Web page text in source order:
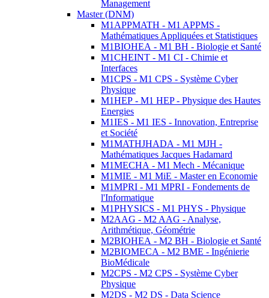
Management
Master (DNM)
M1APPMATH - M1 APPMS -
Mathématiques Appliquées et Statistiques
M1BIOHEA - M1 BH - Biologie et Santé
M1CHEINT - M1 CI - Chimie et
Interfaces
M1CPS - M1 CPS - Système Cyber
Physique
M1HEP - M1 HEP - Physique des Hautes
Energies
M1IES - M1 IES - Innovation, Entreprise
et Société
M1MATHJHADA - M1 MJH -
Mathématiques Jacques Hadamard
M1MECHA - M1 Mech - Mécanique
M1MIE - M1 MiE - Master en Economie
M1MPRI - M1 MPRI - Fondements de
l'Informatique
M1PHYSICS - M1 PHYS - Physique
M2AAG - M2 AAG - Analyse,
Arithmétique, Géométrie
M2BIOHEA - M2 BH - Biologie et Santé
M2BIOMECA - M2 BME - Ingénierie
BioMédicale
M2CPS - M2 CPS - Système Cyber
Physique
M2DS - M2 DS - Data Science